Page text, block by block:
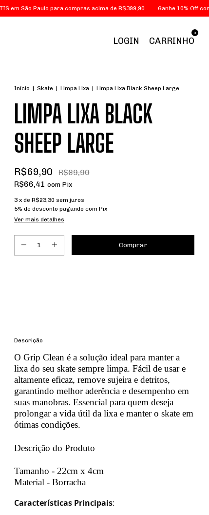
Paulo para compras acima de R$399,90 Ganhe 10% Off com o cupom
LOGIN CARRINHO
0
Início | Skate | Limpa Lixa | Limpa Lixa Black Sheep Large
LIMPA LIXA BLACK
SHEEP LARGE
R$69,90
R$89,90
R$66,41 com Pix
3 x de R$23,30 sem juros
5% de desconto pagando com Pix
Ver mais detalhes
Descrição
O Grip Clean é a solução ideal para manter a
lixa do seu skate sempre limpa. Fácil de usar e
altamente eficaz, remove sujeira e detritos,
garantindo melhor aderência e desempenho em
suas manobras. Essencial para quem deseja
prolongar a vida útil da lixa e manter o skate em
ótimas condições.
Descrição do Produto
Tamanho - 22cm x 4cm
Material - Borracha
Características Principais: